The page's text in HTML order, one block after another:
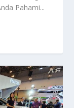
Pahami...